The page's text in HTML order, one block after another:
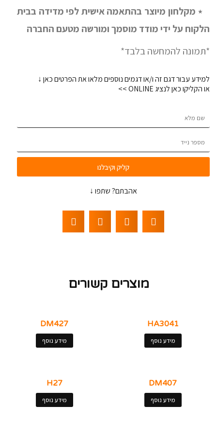
٭ מקלחון מיוצר בהתאמה אישית לפי מדידה בבית
הלקוח על ידי מודד מוסמך ומורשה מטעם החברה
*תמונה להמחשה בלבד*
למידע עבור דגם זה ו/או דגמים נוספים מלאו את הפרטים כאן ↓
או הקליקו כאן לנציג ONLINE >>
קליק וקיבלנו
אהבתם? שתפו ↓
מוצרים קשורים
HA3041
מידע נוסף
DM427
מידע נוסף
DM407
מידע נוסף
H27
מידע נוסף